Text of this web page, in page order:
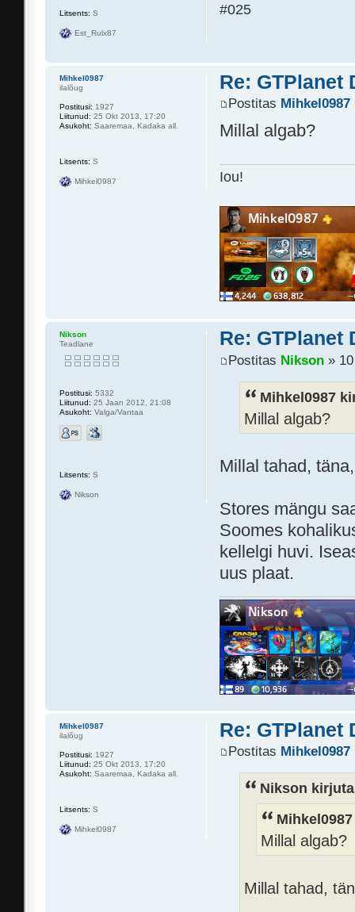
#025
Litsents: S
Est_Rulx87
Re: GTPlanet
Postitas Mihkel0987
Millal algab?
Iou!
Mihkel0987
ilalõug
Postitusi: 1927
Liitunud: 25 Okt 2013, 17:20
Asukoht: Saaremaa, Kadaka all.
Litsents: S
Mihkel0987
Re: GTPlanet
Postitas Nikson »
Mihkel0987
Millal algab?
Millal tahad,
Stores mängu
Soomes
kellelgi huvi.
uus plaat.
Nikson
Teadlane
Postitusi: 5332
Liitunud: 25 Jaan 2012, 21:08
Asukoht: Valga/Vantaa
Litsents: S
Nikson
Re: GTPlanet
Postitas Mihkel0987
Nikson
Millal algab?
Millal tahad,
Mihkel0987
ilalõug
Postitusi: 1927
Liitunud: 25 Okt 2013, 17:20
Asukoht: Saaremaa, Kadaka all.
Litsents: S
Mihkel0987